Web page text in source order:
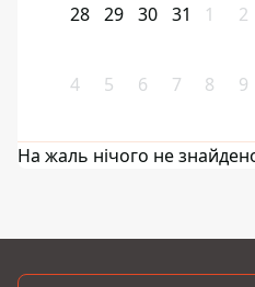
28 29 30 31 1 2
4 5 6 7 8 9
На жаль нічого не